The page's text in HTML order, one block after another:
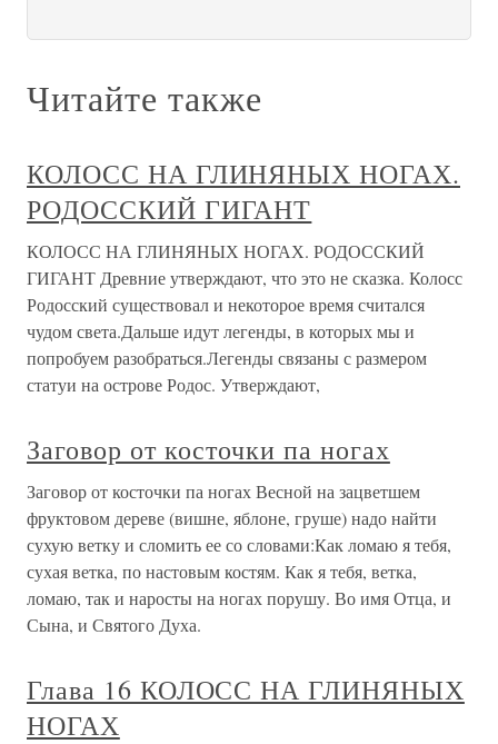
Читайте также
КОЛОСС НА ГЛИНЯНЫХ НОГАХ.
РОДОССКИЙ ГИГАНТ
КОЛОСС НА ГЛИНЯНЫХ НОГАХ. РОДОССКИЙ
ГИГАНТ Древние утверждают, что это не сказка. Колосс
Родосский существовал и некоторое время считался
чудом света.Дальше идут легенды, в которых мы и
попробуем разобраться.Легенды связаны с размером
статуи на острове Родос. Утверждают,
Заговор от косточки па ногах
Заговор от косточки па ногах Весной на зацветшем
фруктовом дереве (вишне, яблоне, груше) надо найти
сухую ветку и сломить ее со словами:Как ломаю я тебя,
сухая ветка, по настовым костям. Как я тебя, ветка,
ломаю, так и наросты на ногах порушу. Во имя Отца, и
Сына, и Святого Духа.
Глава 16 КОЛОСС НА ГЛИНЯНЫХ
НОГАХ